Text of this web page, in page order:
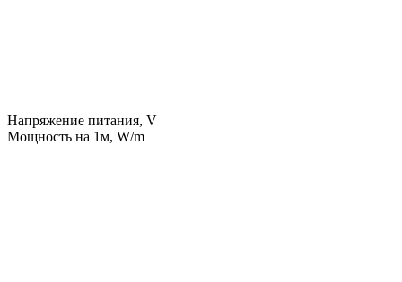
Напряжение питания, V
Мощность на 1м, W/m